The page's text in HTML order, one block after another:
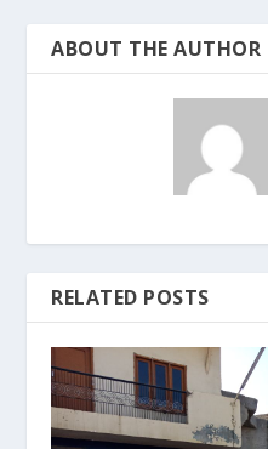
ABOUT THE AUTHOR
RELATED POSTS